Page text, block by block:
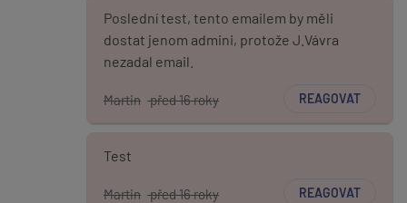
Poslední test, tento emailem by měli
dostat jenom admini, protože J.Vávra
nezadal email.
Martin před 16 roky REAGOVAT
Test
Martin před 16 roky REAGOVAT